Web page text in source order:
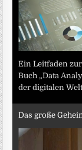
Ein Leitfaden
Buch „Data
der digitalen
Das große